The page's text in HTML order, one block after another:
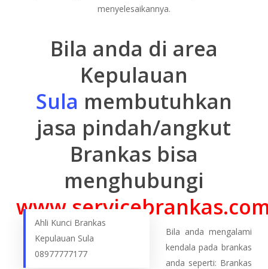
menyelesaikannya.
Bila anda di area
Kepulauan
Sula membutuhkan
jasa pindah/angkut
Brankas bisa
menghubungi
Ahli Kunci Brankas
Kepulauan Sula
08977777177
Bila anda mengalami
kendala pada brankas
anda seperti: Brankas